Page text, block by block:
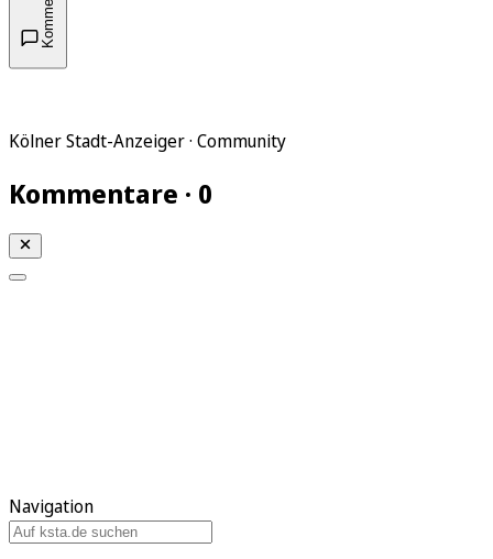
Kölner Stadt-Anzeiger · Community
Kommentare · 0
Navigation